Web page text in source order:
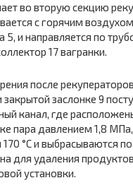
во вторую секцию
с горячим
5, и направляется по
17 вагранки.
после
закрытой заслонке 9
канал, где
пара давлением 1,8
°С и выбрасываются по
для удаления
установки.